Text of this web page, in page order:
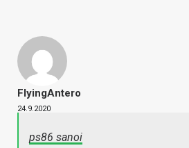
FlyingAntero
24.9.2020
ps86 sanoi